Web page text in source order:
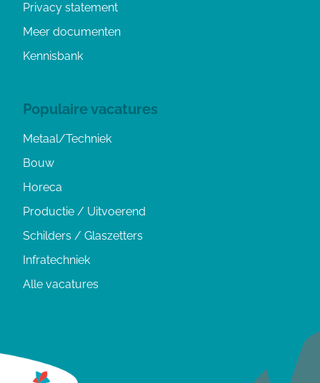
Privacy statement
Meer documenten
Kennisbank
Populaire vacatures
Metaal/Techniek
Bouw
Horeca
Productie / Uitvoerend
Schilders / Glaszetters
Infratechniek
Alle vacatures